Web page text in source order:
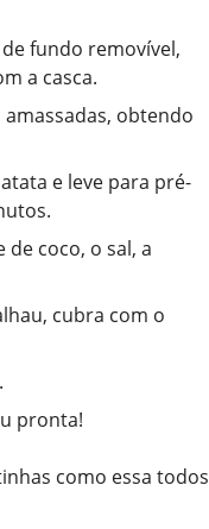
fundo removível,
a casca.
obtendo
e leve para pré-
coco, o sal, a
cubra com o
pronta!
como essa todos